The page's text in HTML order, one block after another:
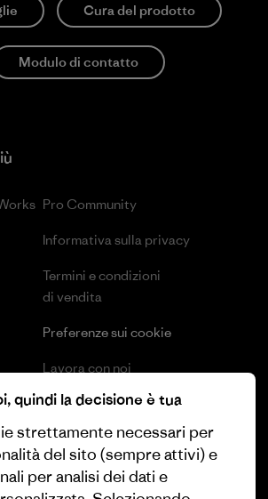
Cura del prodotto
Modulo di contatto
Pro Community
Informativa sulla privacy
Termini e condizioni
di vendita
Preferenze sui cookie
Lavora con noi
Stampa e media
Industry program
Programma di affiliazione
quindi la decisione è tua
strettamente necessari per
del sito (sempre attivi) e
per analisi dei dati e